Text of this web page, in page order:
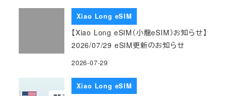
Xiao Long eSIM
【Xiao Long eSIM（小龍eSIM）お知らせ】
2026/07/29 eSIM更新のお知らせ
2026-07-29
Xiao Long eSIM